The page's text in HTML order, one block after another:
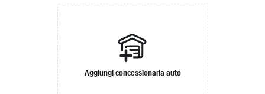
Aggiungi concessionaria auto